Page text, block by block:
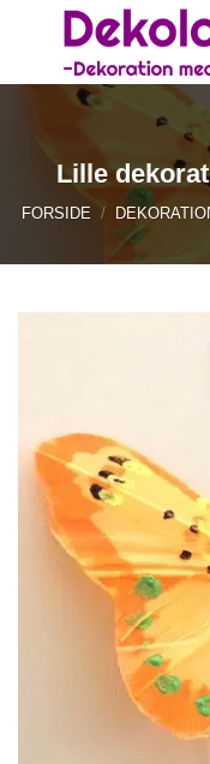
Fortsæt
Lille
FORSIDE /